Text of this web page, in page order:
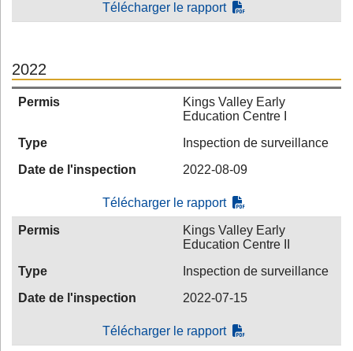
Télécharger le rapport
2022
Permis
Kings Valley Early
Education Centre I
Type
Inspection de surveillance
Date de l'inspection
2022-08-09
Télécharger le rapport
Permis
Kings Valley Early
Education Centre II
Type
Inspection de surveillance
Date de l'inspection
2022-07-15
Télécharger le rapport